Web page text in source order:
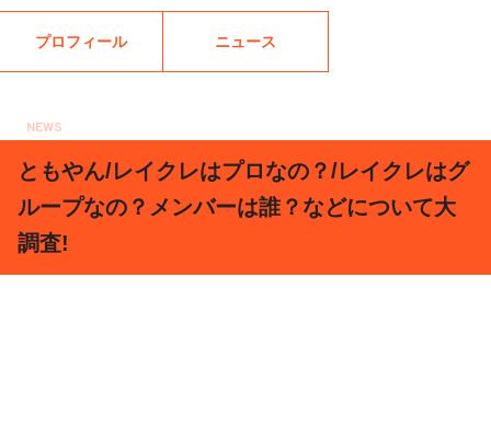
プロフィール ニュース
NEWS
ともやん/レイクレはプロなの？/レイクレはグ
ループなの？メンバーは誰？などについて大
調査!